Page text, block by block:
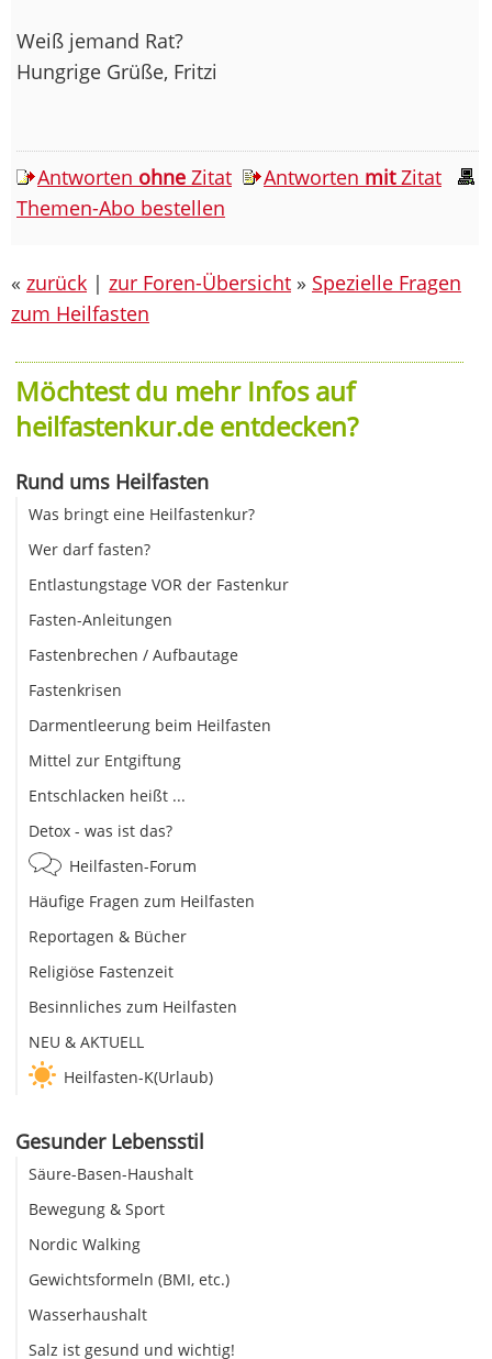
Weiß jemand Rat?
Hungrige Grüße, Fritzi
Antworten ohne Zitat Antworten mitZitat
Themen-Abo bestellen
« zurück | zur Foren-Übersicht » Spezielle Fragen
zum Heilfasten
Möchtest du mehr Infos auf
heilfastenkur.de entdecken?
Rund ums Heilfasten
Was bringt eine Heilfastenkur?
Wer darf fasten?
Entlastungstage VOR der Fastenkur
Fasten-Anleitungen
Fastenbrechen / Aufbautage
Fastenkrisen
Darmentleerung beim Heilfasten
Mittel zur Entgiftung
Entschlacken heißt ...
Detox - was ist das?
Heilfasten-Forum
Häufige Fragen zum Heilfasten
Reportagen & Bücher
Religiöse Fastenzeit
Besinnliches zum Heilfasten
NEU & AKTUELL
Heilfasten-K(Urlaub)
Gesunder Lebensstil
Säure-Basen-Haushalt
Bewegung & Sport
Nordic Walking
Gewichtsformeln (BMI, etc.)
Wasserhaushalt
Salz ist gesund und wichtig!